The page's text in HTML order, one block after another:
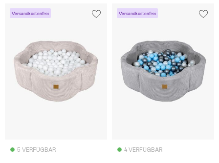
Versandkostenfrei
5 VERFÜGBAR
Versandkostenfrei
4 VERFÜGBAR